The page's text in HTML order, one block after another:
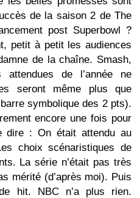
de la saison 2 de The
post Superbowl ?
petit à petit les audiences
de la chaîne. Smash,
de l’année ne
seront même plus que
symbolique des 2 pts).
encore une fois pour
dire : On était attendu au
choix scénaristiques de
La série n’était pas très
mérité (d’après moi). Puis
hit. NBC n’a plus rien.